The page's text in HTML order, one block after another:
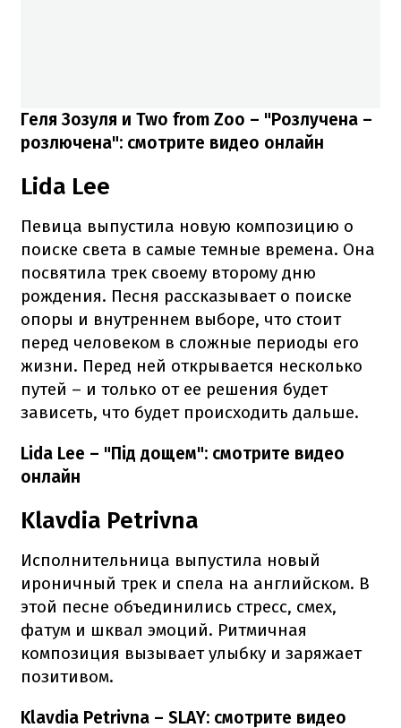
Геля Зозуля и Two from Zoo – "Розлучена –
розлючена": смотрите видео онлайн
Lida Lee
Певица выпустила новую композицию о
поиске света в самые темные времена. Она
посвятила трек своему второму дню
рождения. Песня рассказывает о поиске
опоры и внутреннем выборе, что стоит
перед человеком в сложные периоды его
жизни. Перед ней открывается несколько
путей – и только от ее решения будет
зависеть, что будет происходить дальше.
Lida Lee – "Під дощем": смотрите видео
онлайн
Klavdia Petrivna
Исполнительница выпустила новый
ироничный трек и спела на английском. В
этой песне объединились стресс, смех,
фатум и шквал эмоций. Ритмичная
композиция вызывает улыбку и заряжает
позитивом.
Klavdia Petrivna – SLAY: смотрите видео